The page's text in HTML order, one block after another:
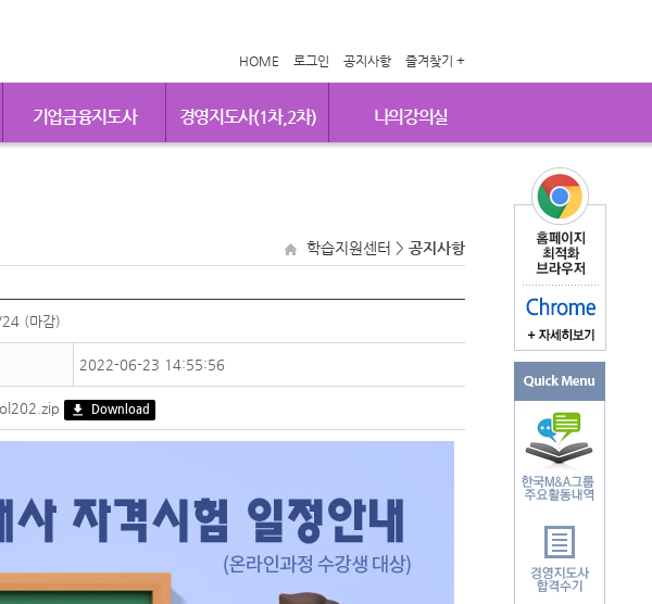
HOME 로그인 공지사항 즐겨찾기 +
기업금융지도사 경영지도사(1차,2차) 나의강의실
학습지원센터 > 공지사항
(마감)
2022-06-23 14:55:56
Download